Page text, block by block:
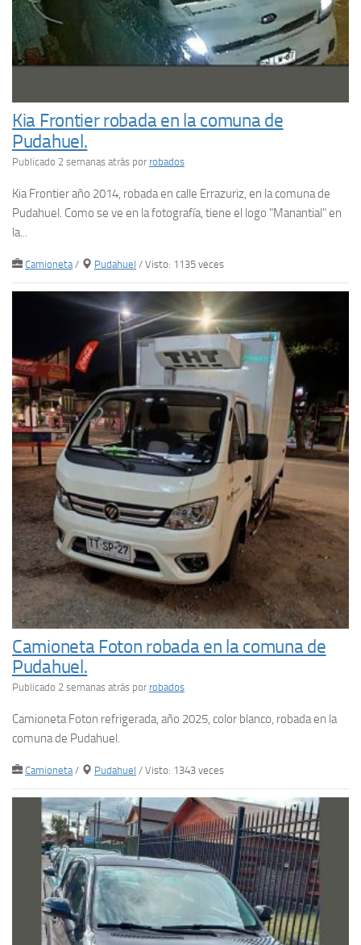
Kia Frontier robada en la comuna de
Pudahuel.
Publicado 2 semanas atrás por robados
Kia Frontier año 2014, robada en calle Errazuriz, en la comuna de
Pudahuel. Como se ve en la fotografía, tiene el logo "Manantial" en
la...
Camioneta / Pudahuel / Visto: 1135 veces
Camioneta Foton robada en la comuna de
Pudahuel.
Publicado 2 semanas atrás por robados
Camioneta Foton refrigerada, año 2025, color blanco, robada en la
comuna de Pudahuel.
Camioneta/ Pudahuel / Visto: 1343 veces